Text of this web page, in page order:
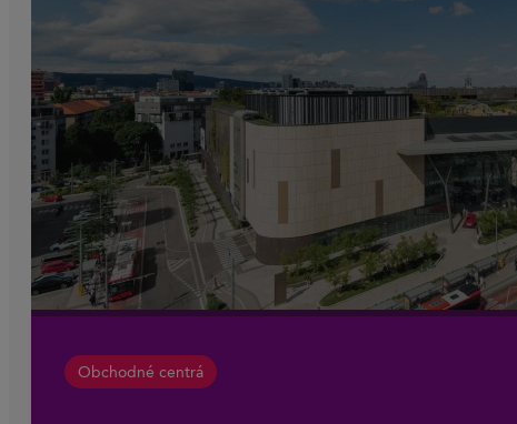
Obchodné centrá